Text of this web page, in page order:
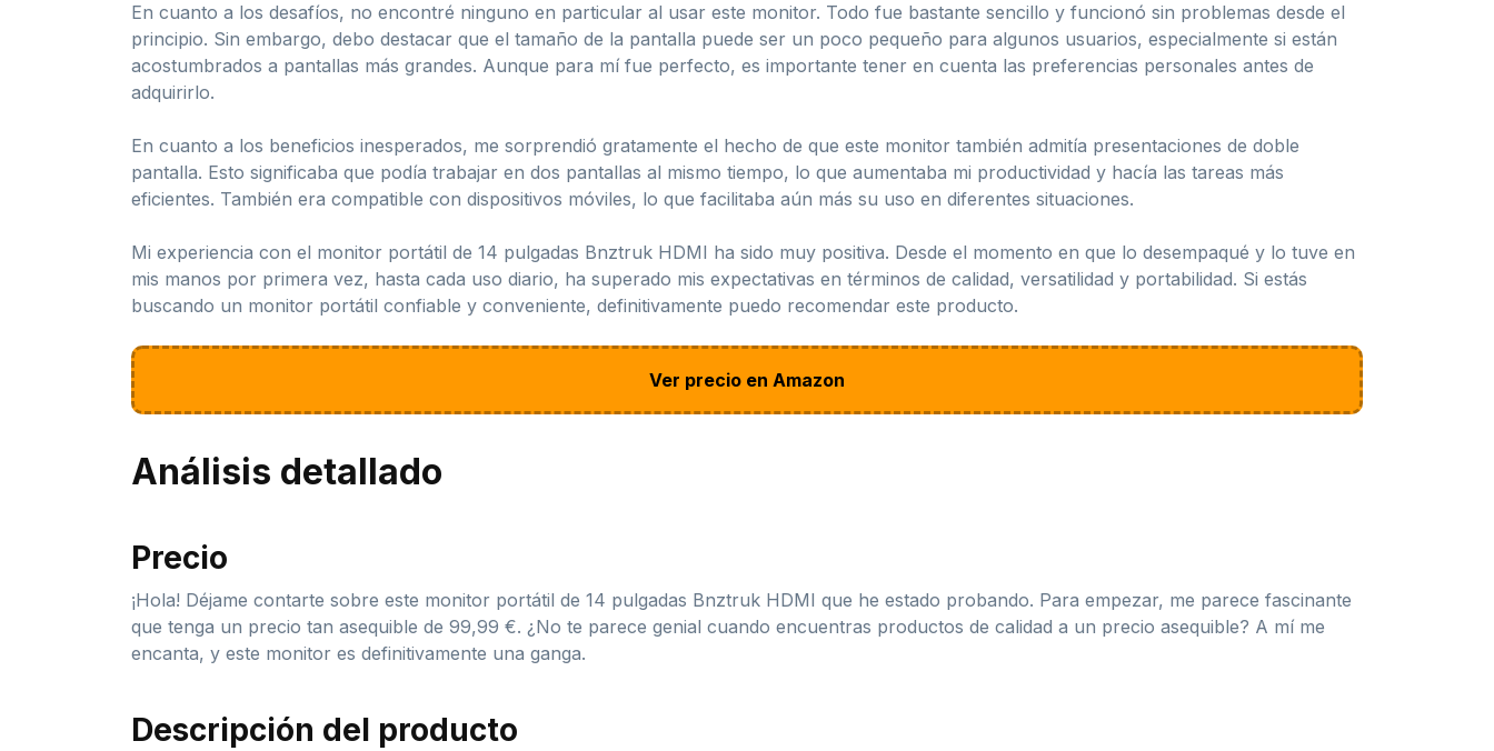
En cuanto a los desafíos, no encontré ninguno en particular al usar este monitor. Todo fue bastante sencillo y funcionó sin problemas desde el
principio. Sin embargo, debo destacar que el tamaño de la pantalla puede ser un poco pequeño para algunos usuarios, especialmente si están
acostumbrados a pantallas más grandes. Aunque para mí fue perfecto, es importante tener en cuenta las preferencias personales antes de
adquirirlo.
En cuanto a los beneficios inesperados, me sorprendió gratamente el hecho de que este monitor también admitía presentaciones de doble
pantalla. Esto significaba que podía trabajar en dos pantallas al mismo tiempo, lo que aumentaba mi productividad y hacía las tareas más
eficientes. También era compatible con dispositivos móviles, lo que facilitaba aún más su uso en diferentes situaciones.
Mi experiencia con el monitor portátil de 14 pulgadas Bnztruk HDMI ha sido muy positiva. Desde el momento en que lo desempaqué y lo tuve en
mis manos por primera vez, hasta cada uso diario, ha superado mis expectativas en términos de calidad, versatilidad y portabilidad. Si estás
buscando un monitor portátil confiable y conveniente, definitivamente puedo recomendar este producto.
Ver precio en Amazon
Análisis detallado
Precio
¡Hola! Déjame contarte sobre este monitor portátil de 14 pulgadas Bnztruk HDMI que he estado probando. Para empezar, me parece fascinante
que tenga un precio tan asequible de 99,99 €. ¿No te parece genial cuando encuentras productos de calidad a un precio asequible? A mí me
encanta, y este monitor es definitivamente una ganga.
Descripción del producto